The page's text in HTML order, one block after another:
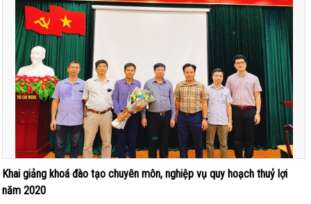
Khai giảng khoá đào tạo chuyên môn, nghiệp vụ quy hoạch thuỷ lợi
năm 2020